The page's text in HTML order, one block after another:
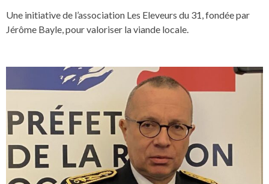
Une initiative de l’association Les Eleveurs du 31, fondée par
Jérôme Bayle, pour valoriser la viande locale.